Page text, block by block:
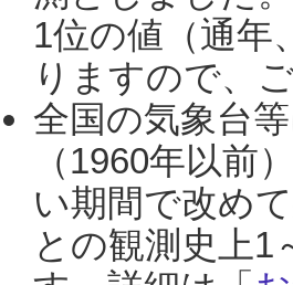
1位の値（通年
りますので、
全国の気象台
（1960年以前
い期間で改め
との観測史上1